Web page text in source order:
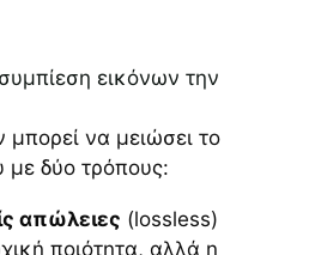
εικόνων την
να μειώσει το
με δύο τρόπους:
απώλειες (lossless)
ποιότητα, αλλά η